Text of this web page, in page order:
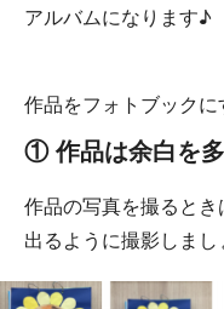
アルバムになります♪
作品をフォトブック
① 作品は余白を
作品の写真を撮ると
出るように撮影しまし